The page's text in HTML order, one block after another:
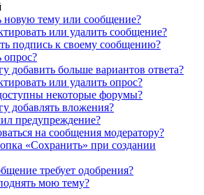
новую тему или сообщение?
или удалить сообщение?
подпись к своему сообщению?
опрос?
добавить больше вариантов ответа?
или удалить опрос?
некоторые форумы?
добавлять вложения?
предупреждение?
на сообщения модератору?
«Сохранить» при создании
требует одобрения?
мою тему?